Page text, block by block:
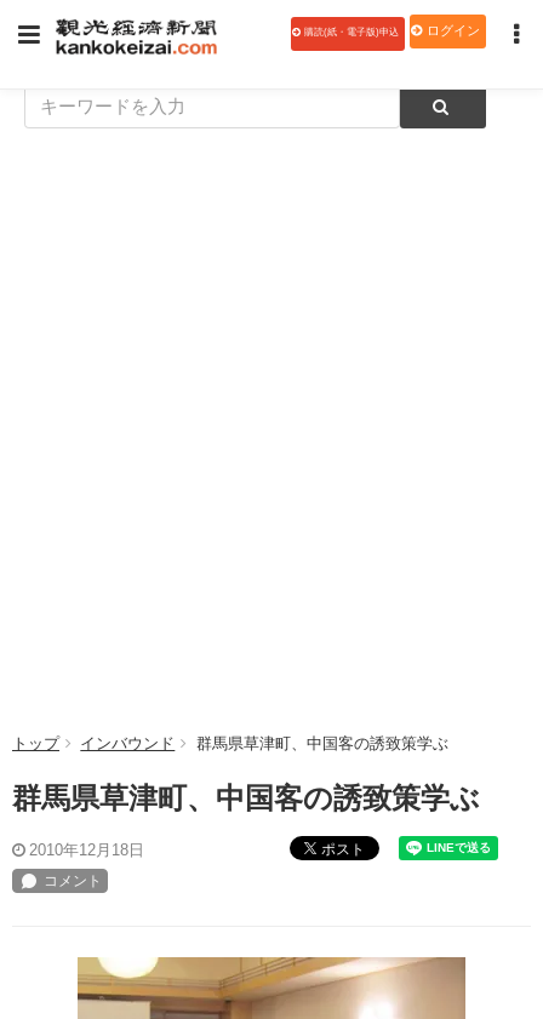
購読(紙・電子版)申込 ログイン
トップ インバウンド 群馬県草津町、中国客の誘致策学ぶ
群馬県草津町、中国客の誘致策学ぶ
2010年12月18日 ポスト